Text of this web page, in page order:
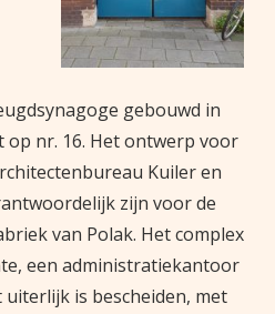
gebouwd in
op nr. 16. Het ontwerp voor
Kuiler en
zijn voor de
van Polak. Het complex
een administratiekantoor
is bescheiden, met